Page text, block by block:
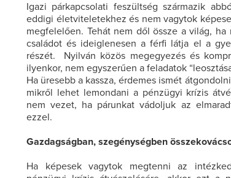
Igazi párkapcsolati feszültség származik
eddigi életviteletekhez és nem vagytok
megfelelően. Tehát nem dől össze a világ,
családot és ideiglenesen a férfi látja el a
részét. Nyilván közös megegyezés és
ilyenkor, nem egyszerűen a feladatok
Ha üresebb a kassza, érdemes ismét
mikről lehet lemondani a pénzügyi krízis
nem vezet, ha párunkat vádoljuk az
ezzel.
Gazdagságban, szegénységben
Ha képesek vagytok megtenni az